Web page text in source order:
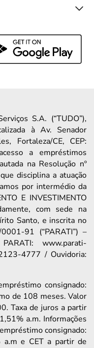
S.A. (“TUDO”),
à Av. Senador
Fortaleza/CE, CEP:
a empréstimos
na Resolução nº
disciplina a atuação
por intermédio da
E INVESTIMENTO
com sede na
Santo, e inscrita no
91 (“PARATI”) –
www.parati-
4777 / Ouvidoria:
consignado:
de 108 meses. Valor
Taxa de juros a partir
a.m. Informações
consignado:
e CET a partir de